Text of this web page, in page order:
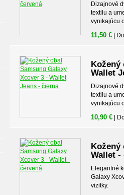
Dizajnové
textilu a
vynikajúcu
11,50 € |
Kožený
Wallet
Dizajnové
textilu a
vynikajúcu
10,90 € |
Kožený
Wallet -
Elegantné
Galaxy
vizitky.